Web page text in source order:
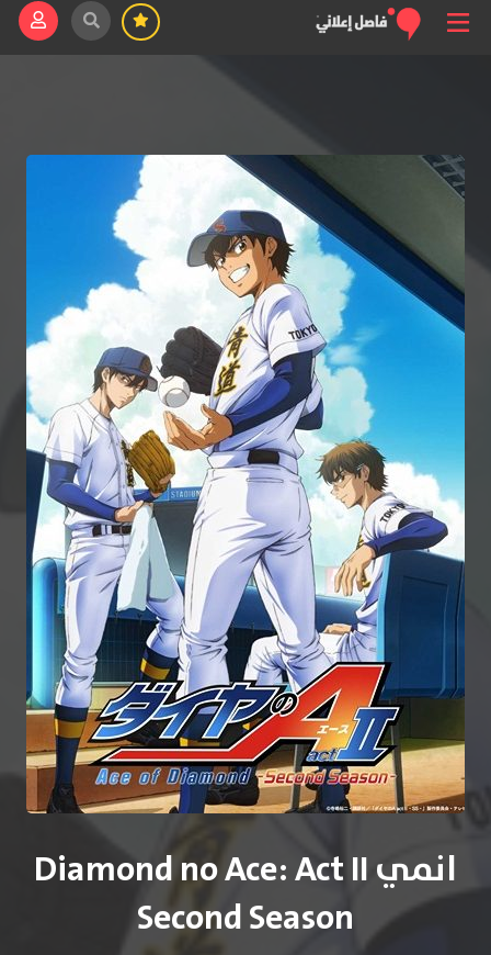
انمي Diamond no Ace: Act II
Second Season